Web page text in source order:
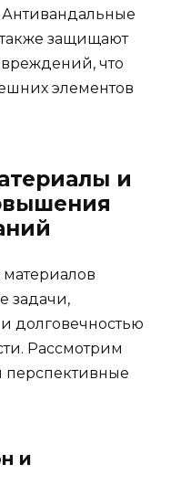
Антивандальные
защищают
что
элементов
и
задачи,
долговечностью
Рассмотрим
перспективные
и